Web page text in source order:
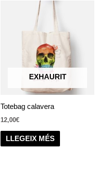
EXHAURIT
Totebag calavera
12,00€
LLEGEIX MÉS